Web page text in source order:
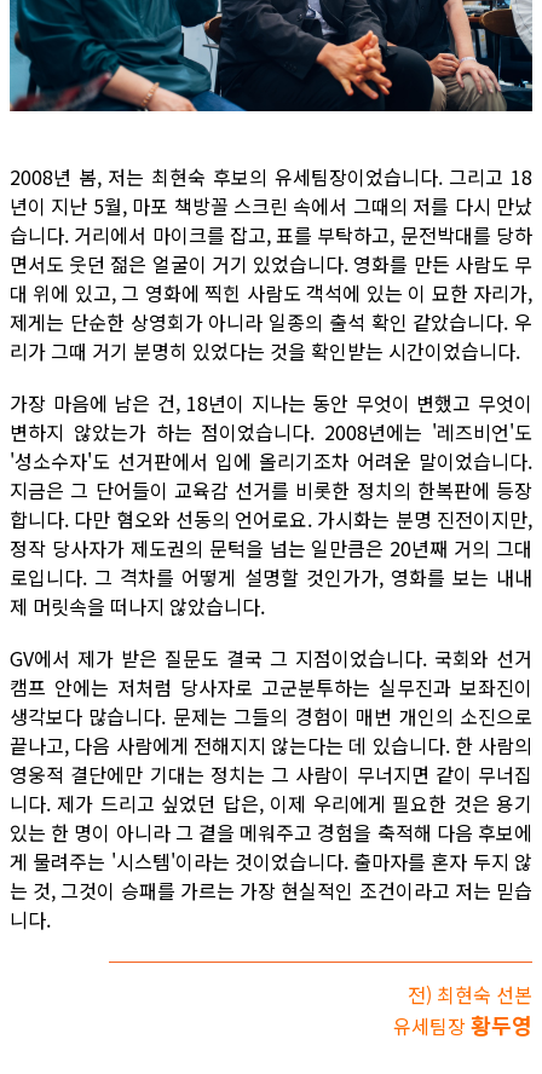
2008년 봄, 저는 최현숙 후보의 유세팀장이었습니다. 그리고 18
년이 지난 5월, 마포 책방꼴 스크린 속에서 그때의 저를 다시 만났
습니다. 거리에서 마이크를 잡고, 표를 부탁하고, 문전박대를 당하
면서도 웃던 젊은 얼굴이 거기 있었습니다. 영화를 만든 사람도 무
대 위에 있고, 그 영화에 찍힌 사람도 객석에 있는 이 묘한 자리가,
제게는 단순한 상영회가 아니라 일종의 출석 확인 같았습니다. 우
리가 그때 거기 분명히 있었다는 것을 확인받는 시간이었습니다.
가장 마음에 남은 건, 18년이 지나는 동안 무엇이 변했고 무엇이
변하지 않았는가 하는 점이었습니다. 2008년에는 '레즈비언'도
'성소수자'도 선거판에서 입에 올리기조차 어려운 말이었습니다.
지금은 그 단어들이 교육감 선거를 비롯한 정치의 한복판에 등장
합니다. 다만 혐오와 선동의 언어로요. 가시화는 분명 진전이지만,
정작 당사자가 제도권의 문턱을 넘는 일만큼은 20년째 거의 그대
로입니다. 그 격차를 어떻게 설명할 것인가가, 영화를 보는 내내
제 머릿속을 떠나지 않았습니다.
GV에서 제가 받은 질문도 결국 그 지점이었습니다. 국회와 선거
캠프 안에는 저처럼 당사자로 고군분투하는 실무진과 보좌진이
생각보다 많습니다. 문제는 그들의 경험이 매번 개인의 소진으로
끝나고, 다음 사람에게 전해지지 않는다는 데 있습니다. 한 사람의
영웅적 결단에만 기대는 정치는 그 사람이 무너지면 같이 무너집
니다. 제가 드리고 싶었던 답은, 이제 우리에게 필요한 것은 용기
있는 한 명이 아니라 그 곁을 메워주고 경험을 축적해 다음 후보에
게 물려주는 '시스템'이라는 것이었습니다. 출마자를 혼자 두지 않
는 것, 그것이 승패를 가르는 가장 현실적인 조건이라고 저는 믿습
니다.
전) 최현숙 선본
유세팀장황두영